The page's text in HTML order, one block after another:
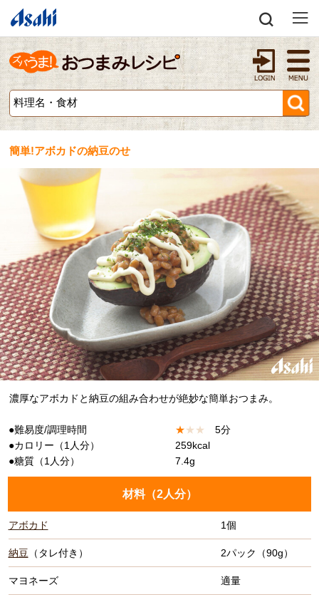
簡単!アボカドの納豆のせ
濃厚なアボカドと納豆の組み合わせが絶妙な簡単おつまみ。
●難易度/調理時間 ★★ ★
5分
●カロリー（1人分）
259kcal
●糖質（1人分）
7.4g
材料（2人分）
アボカド 1個
納豆（タレ付き） 2パック（90g）
マヨネーズ 適量